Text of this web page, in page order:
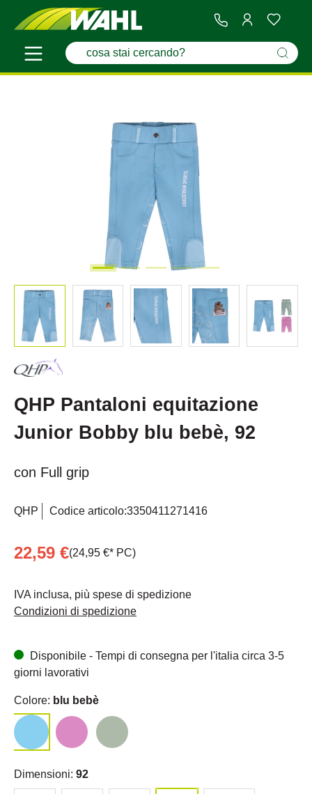
QHP Pantaloni equitazione
Junior Bobby blu bebè, 92
con Full grip
QHP Codice articolo:3350411271416
22,59 €(24,95 €* PC)
IVA inclusa, più spese di spedizione
Condizioni di spedizione
Disponibile - Tempi di consegna per l'italia circa 3-5
giorni lavorativi
Colore: blu bebè
Dimensioni: 92